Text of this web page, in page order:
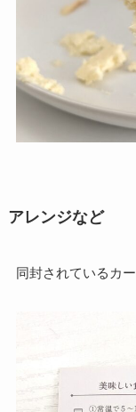
アレンジなど
同封されているカ